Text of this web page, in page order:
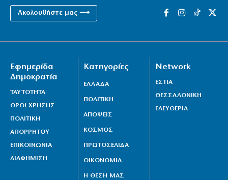
Ακολουθήστε μας ⟶
Εφημερίδα
Δημοκρατία
ΤΑΥΤΟΤΗΤΑ
ΟΡΟΙ ΧΡΗΣΗΣ
ΠΟΛΙΤΙΚΗ
ΑΠΟΡΡΗΤΟΥ
ΕΠΙΚΟΙΝΩΝΙΑ
ΔΙΑΦΗΜΙΣΗ
Κατηγορίες
ΕΛΛΑΔΑ
ΠΟΛΙΤΙΚΗ
ΑΠΟΨΕΙΣ
ΚΟΣΜΟΣ
ΠΡΩΤΟΣΕΛΙΔΑ
ΟΙΚΟΝΟΜΙΑ
Η ΘΕΣΗ ΜΑΣ
Network
ΕΣΤΙΑ
ΘΕΣΣΑΛΟΝΙΚΗ
ΕΛΕΥΘΕΡΙΑ